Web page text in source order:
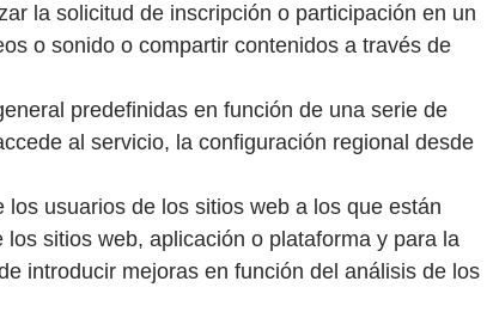
la solicitud de inscripción o participación en un
o sonido o compartir contenidos a través de
predefinidas en función de una serie de
al servicio, la configuración regional desde
usuarios de los sitios web a los que están
sitios web, aplicación o plataforma y para la
introducir mejoras en función del análisis de los